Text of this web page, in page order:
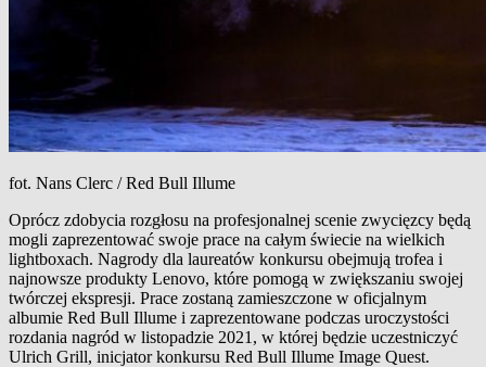
fot. Nans Clerc / Red Bull Illume
Oprócz zdobycia rozgłosu na profesjonalnej scenie zwycięzcy będą
mogli zaprezentować swoje prace na całym świecie na wielkich
lightboxach. Nagrody dla laureatów konkursu obejmują trofea i
najnowsze produkty Lenovo, które pomogą w zwiększaniu swojej
twórczej ekspresji. Prace zostaną zamieszczone w oficjalnym
albumie Red Bull Illume i zaprezentowane podczas uroczystości
rozdania nagród w listopadzie 2021, w której będzie uczestniczyć
Ulrich Grill, inicjator konkursu Red Bull Illume Image Quest.